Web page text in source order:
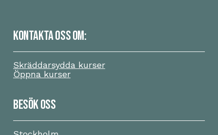
KONTAKTA OSS OM:
Skräddarsydda kurser
Öppna kurser
BESÖK OSS